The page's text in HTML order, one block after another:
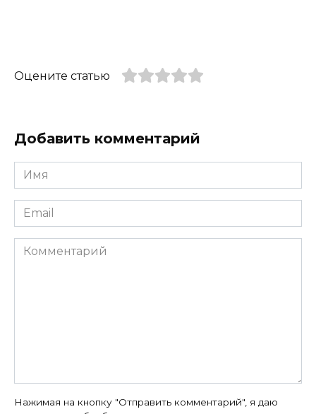
Оцените статью
Добавить комментарий
Имя
*
Email
*
Комментарий
Нажимая на кнопку "Отправить комментарий", я даю